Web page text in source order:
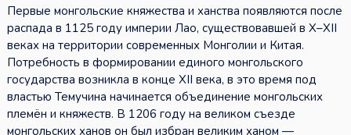
Первые монгольские княжества и ханства появляются после
распада в 1125 году империи Лао, существовавшей в X–XII
веках на территории современных Монголии и Китая.
Потребность в формировании единого монгольского
государства возникла в конце XII века, в это время под
властью Темучина начинается объединение монгольских
племён и княжеств. В 1206 году на великом съезде
монгольских ханов он был избран великим ханом —